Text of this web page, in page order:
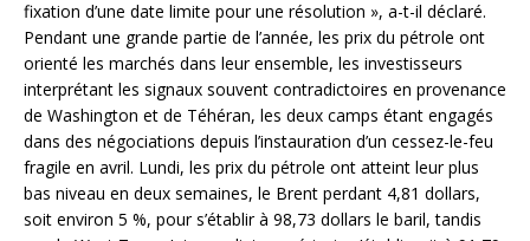
fixation d’une date limite pour une résolution », a-t-il déclaré.
Pendant une grande partie de l’année, les prix du pétrole ont
orienté les marchés dans leur ensemble, les investisseurs
interprétant les signaux souvent contradictoires en provenance
de Washington et de Téhéran, les deux camps étant engagés
dans des négociations depuis l’instauration d’un cessez-le-feu
fragile en avril. Lundi, les prix du pétrole ont atteint leur plus
bas niveau en deux semaines, le Brent perdant 4,81 dollars,
soit environ 5 %, pour s’établir à 98,73 dollars le baril, tandis